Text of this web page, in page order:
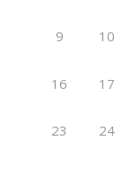
9 10
16 17
23 24